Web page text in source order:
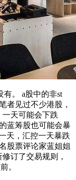
。 a股中的非st
者见过不少港股，
一天可能会下跌
蓝筹股也可能会暴
天，汇控一天暴跌
股票评论家蓝姐姐
订了交易规则，
。